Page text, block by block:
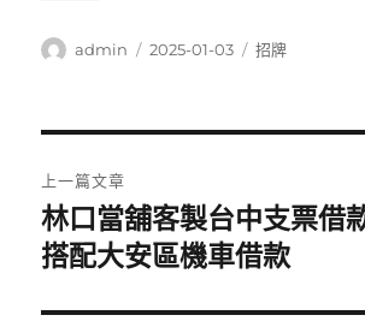
作
admin
發
2025-01-03
分
招牌
章
導
覽
上一篇文章
上
一
文
林口當舖客製台中支票借
搭配大安區機車借款